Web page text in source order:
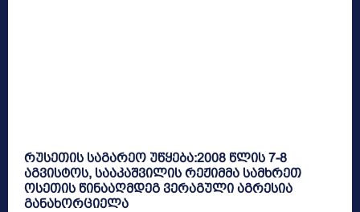
რუსეთის საგარეო უწყება:2008 წლის 7-8
აგვისტოს, სააკაშვილის რეჟიმმა სამხრეთ
ოსეთის წინააღმდეგ ვერაგული აგრესია
განახორციელა